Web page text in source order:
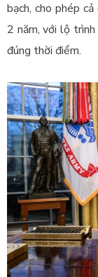
bạch, cho phép
2 năm, với lộ
đúng thời điểm.